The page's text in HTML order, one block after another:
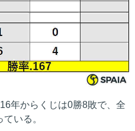
年からくじは0勝8敗で、全
いる。